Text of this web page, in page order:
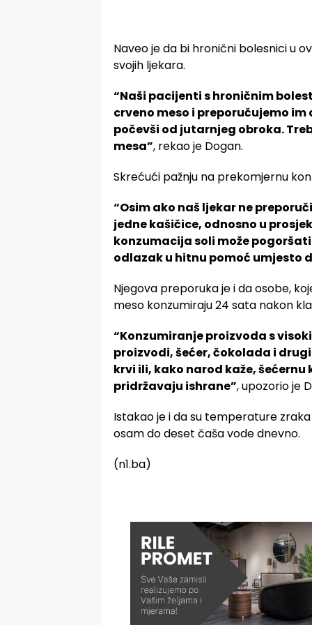
Naveo je da bi hronični bolesnici u
svojih ljekara.
“Naši pacijenti s hroničnim
crveno meso i preporučujemo
počevši od jutarnjeg obroka.
mesa”, rekao je Dogan.
Skrećući pažnju na prekomjernu
“Osim ako naš ljekar ne
jedne kašičice, odnosno u
konzumacija soli može
odlazak u hitnu pomoć umjesto
Njegova preporuka je i da osobe,
meso konzumiraju 24 sata nakon
“Konzumiranje proizvoda s
proizvodi, šećer, čokolada i
krvi ili, kako narod kaže, šećernu
pridržavaju ishrane”, upozorio je
Istakao je i da su temperature
osam do deset čaša vode dnevno.
(n1.ba)